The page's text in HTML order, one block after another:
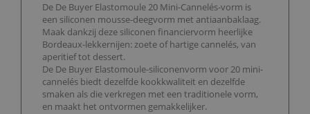
De De Buyer Elastomoule 20 Mini-Cannelés-vorm is
een siliconen mousse-deegvorm met antiaanbaklaag.
Maak dankzij deze siliconen financiervorm heerlijke
Bordeaux-lekkernijen: zoete of hartige cannelés, van
aperitief tot dessert.
De De Buyer Elastomoule-siliconenvorm voor 20 mini-
cannelés biedt dezelfde kookkwaliteit en dezelfde
smaken als die verkregen met een traditionele vorm,
en maakt het ontvormen gemakkelijker.